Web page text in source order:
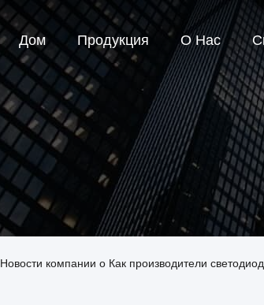
Дом Продукция О Нас
Новости компании о Как производители